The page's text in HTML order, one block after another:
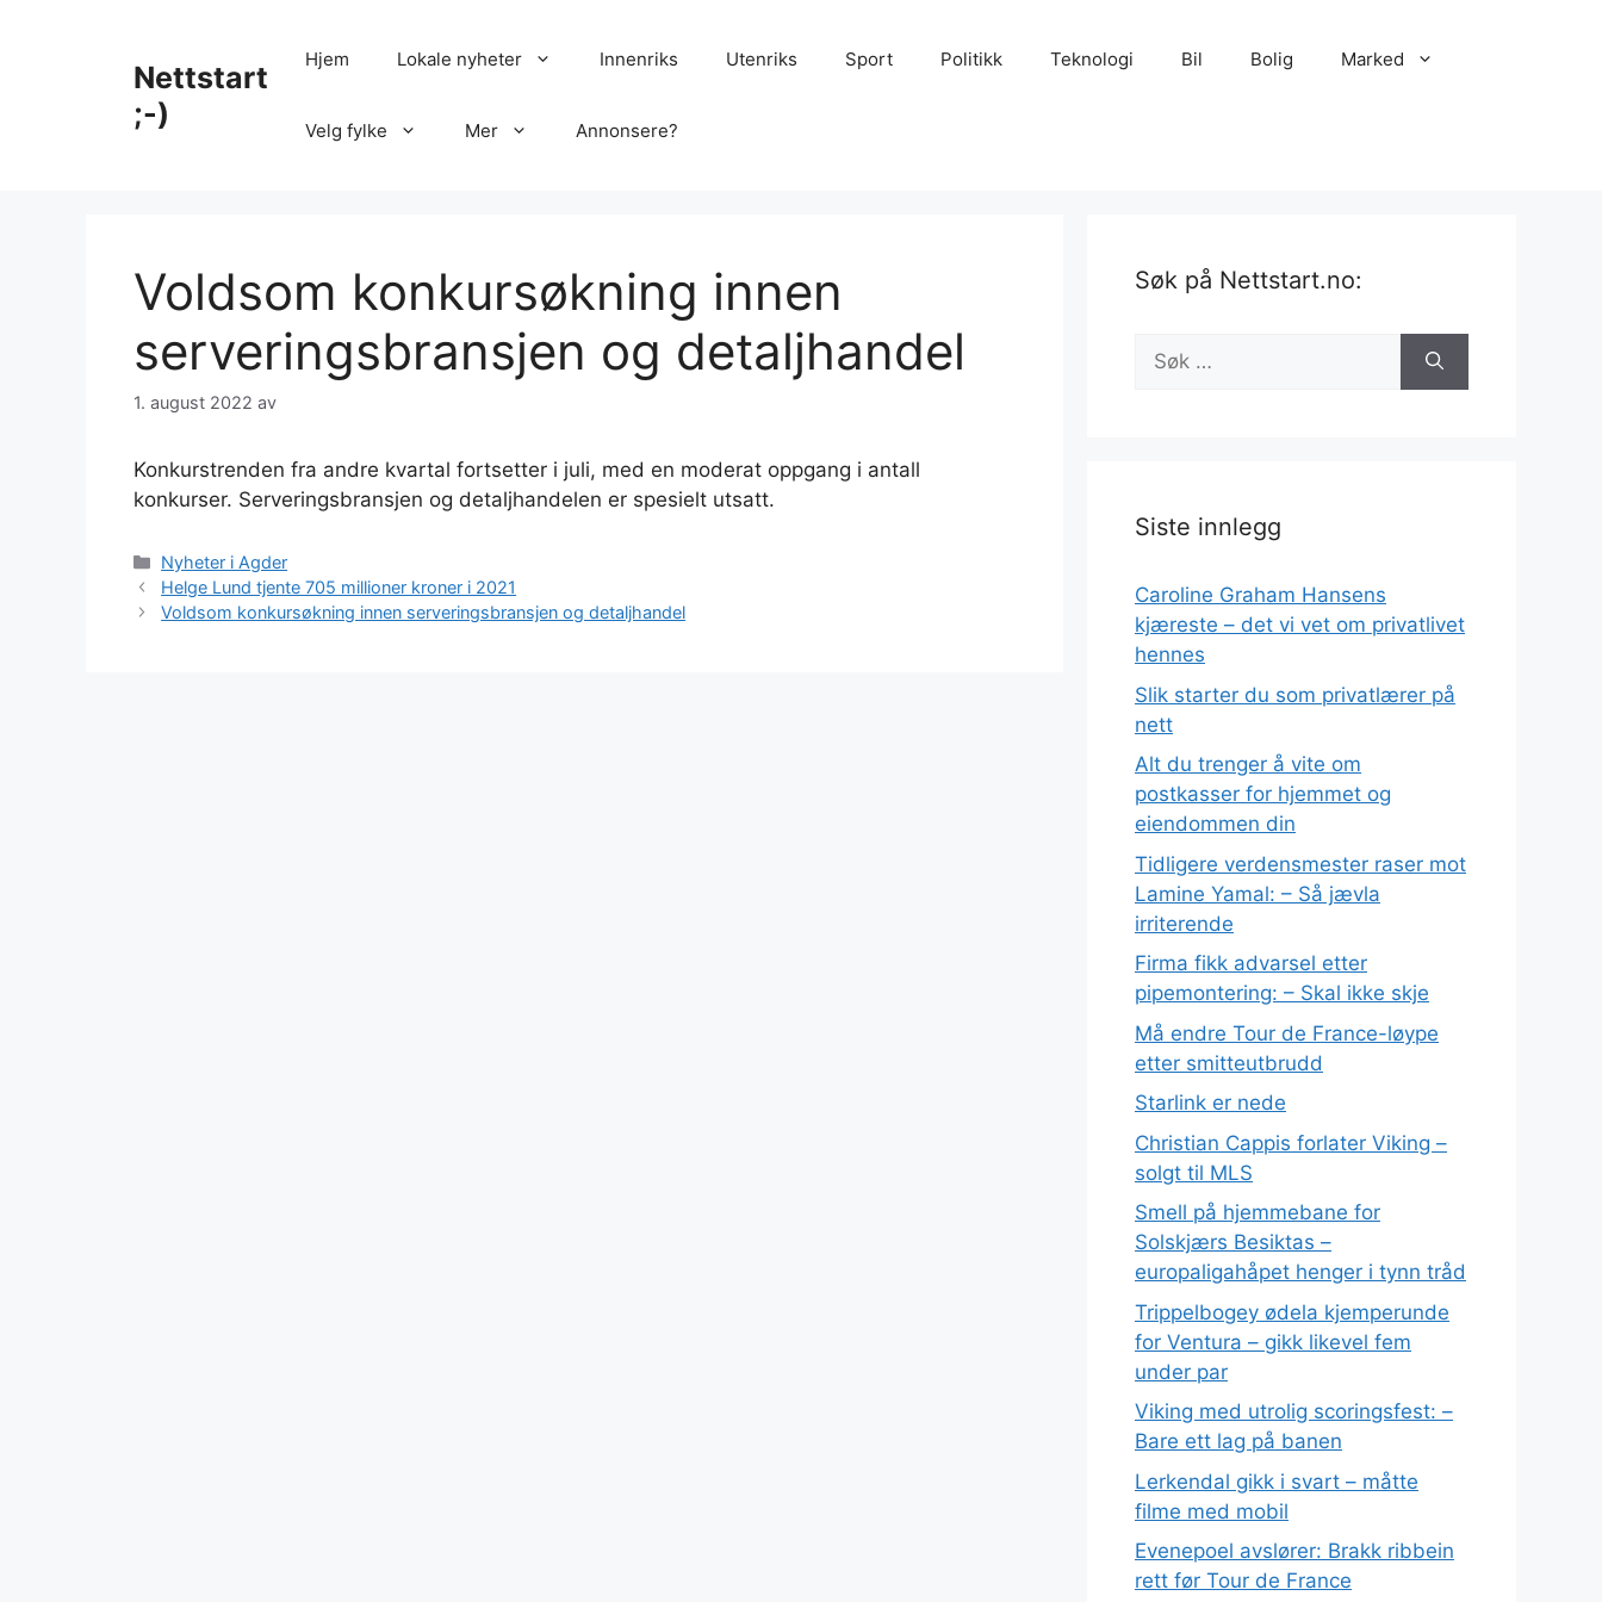
Nettstart
;-)
Hjem Lokale nyheter Innenriks Utenriks Sport Politikk Teknologi Bil Bolig Marked
Velg fylke Mer Annonsere?
Voldsom konkursøkning innen
serveringsbransjen og detaljhandel
1. august 2022 av
Konkurstrenden fra andre kvartal fortsetter i juli, med en moderat oppgang i antall
konkurser. Serveringsbransjen og detaljhandelen er spesielt utsatt.
Kategorier
Nyheter i Agder
Helge Lund tjente 705 millioner kroner i 2021
Voldsom konkursøkning innen serveringsbransjen og detaljhandel
Søk på Nettstart.no:
Søk
etter:
Siste innlegg
Caroline Graham Hansens
kjæreste – det vi vet om privatlivet
hennes
Slik starter du som privatlærer på
nett
Alt du trenger å vite om
postkasser for hjemmet og
eiendommen din
Tidligere verdensmester raser mot
Lamine Yamal: – Så jævla
irriterende
Firma fikk advarsel etter
pipemontering: – Skal ikke skje
Må endre Tour de France-løype
etter smitteutbrudd
Starlink er nede
Christian Cappis forlater Viking –
solgt til MLS
Smell på hjemmebane for
Solskjærs Besiktas –
europaligahåpet henger i tynn tråd
Trippelbogey ødela kjemperunde
for Ventura – gikk likevel fem
under par
Viking med utrolig scoringsfest: –
Bare ett lag på banen
Lerkendal gikk i svart – måtte
filme med mobil
Evenepoel avslører: Brakk ribbein
rett før Tour de France